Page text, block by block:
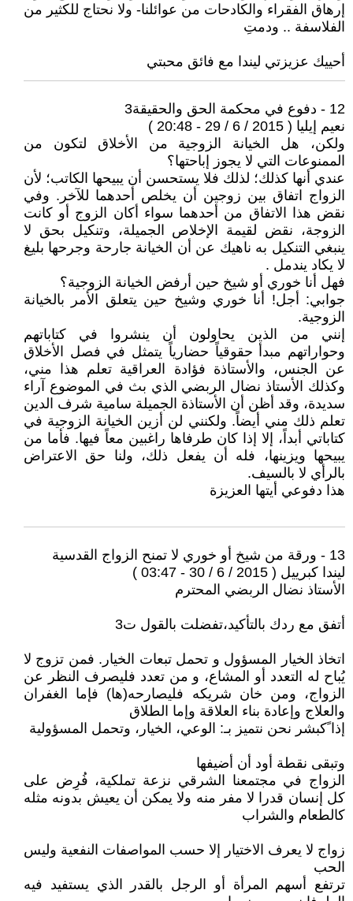
إرهاق الفقراء والكادحات من عوائلنا- ولا نحتاج للكثير من
الفلاسفة .. ودمتِ
أحييك عزيزتي ليندا مع فائق محبتي
12 - دفوع في محكمة الحق والحقيقة3
نعيم إيليا ( 2015 / 6 / 29 - 20:48 )
ولكن، هل الخيانة الزوجية من الأخلاق لتكون من
الممنوعات التي لا يجوز إباحتها؟
عندي أنها كذلك؛ لذلك فلا يستحسن أن يبيحها الكاتب؛ لأن
الزواج اتفاق بين زوجين أن يخلص أحدهما للآخر. وفي
نقض هذا الاتفاق من أحدهما سواء أكان الزوج أو كانت
الزوجة، نقض لقيمة الإخلاص الجميلة، وتنكيل بحق لا
ينبغي التنكيل به ناهيك عن أن الخيانة جارحة وجرحها بليغ
لا يكاد يندمل .
فهل أنا خوري أو شيخ حين أرفض الخيانة الزوجية؟
جوابي: أجل! أنا خوري وشيخ حين يتعلق الأمر بالخيانة
الزوجية.
إنني من الذين يحاولون أن ينشروا في كتاباتهم
وحواراتهم مبدأ حقوقياً حضارياً يتمثل في فصل الأخلاق
عن الجنس، والأستاذة فؤادة العراقية تعلم هذا مني،
وكذلك الأستاذ نضال الربضي الذي بث في الموضوع آراء
سديدة، وقد أظن أن الأستاذة الجميلة سامية شرف الدين
تعلم ذلك مني أيضاً. ولكنني لن أزين الخيانة الزوجية في
كتاباتي أبداً، إلا إذا كان طرفاها راغبين معاً فيها. فأما من
يبيحها ويزينها، فله أن يفعل ذلك، ولنا حق الاعتراض
بالرأي لا بالسيف.
هذا دفوعي أيتها العزيزة
13 - ورقة من شيخ أو خوري لا تمنح الزواج القدسية
ليندا كبرييل ( 2015 / 6 / 30 - 03:47 )
الأستاذ نضال الربضي المحترم
أتفق مع ردك بالتأكيد،تفضلت بالقول ت3
اتخاذ الخيار المسؤول و تحمل تبعات الخيار. فمن تزوج لا
يُباح له التعدد أو المشاع، و من تعدد فليصرف النظر عن
الزواج، ومن خان شريكه فليصارحه(ها) فإما الغفران
والعلاج وإعادة بناء العلاقة وإما الطلاق
إذا ًكبشر نحن نتميز بـ: الوعي، الخيار، وتحمل المسؤولية
وتبقى نقطة أود أن أضيفها
الزواج في مجتمعنا الشرقي نزعة تملكية، فُرِض على
كل إنسان قدرا لا مفر منه ولا يمكن أن يعيش بدونه مثله
كالطعام والشراب
زواج لا يعرف الاختيار إلا حسب المواصفات النفعية وليس
الحب
ترتفع أسهم المرأة أو الرجل بالقدر الذي يستفيد فيه